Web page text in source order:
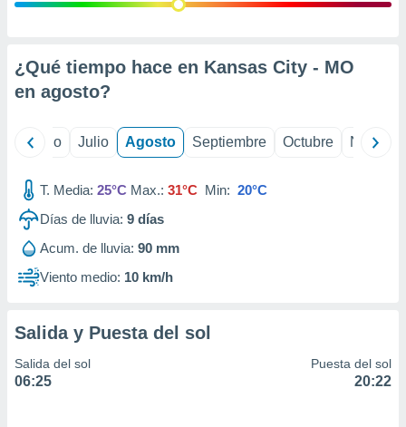
e
mediante
publicidad
de
1199
¿Qué tiempo hace en Kansas City - MO
en agosto?
Junio Julio Agosto Septiembre Octubre
T. Media: 25°C Max.: 31°C Min: 20°C
Días de lluvia: 9 días
Acum. de lluvia: 90 mm
Viento medio: 10 km/h
Salida y Puesta del sol
Salida del sol
06:25
Puesta del sol
20:22